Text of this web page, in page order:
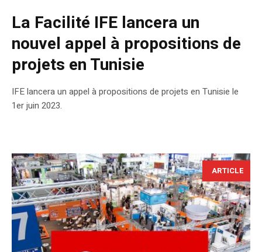
La Facilité IFE lancera un
nouvel appel à propositions de
projets en Tunisie
IFE lancera un appel à propositions de projets en Tunisie le
1er juin 2023.
ARTICLE